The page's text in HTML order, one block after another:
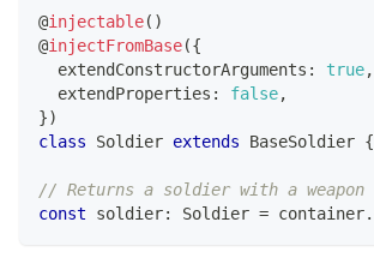
@injectable( )
@injectFromBase({
  extendConstructorArguments
: true,
  extendProperties
: false,
})
class
Soldier extends BaseSoldier {
// Returns a soldier with a weapon
const soldier: Soldier = container.